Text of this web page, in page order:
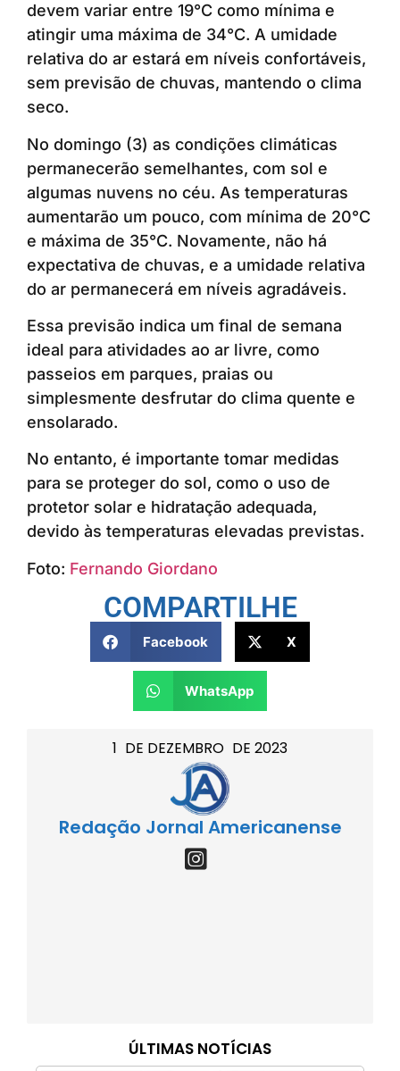
1 DE DEZEMBRO DE 2023
Redação Jornal Americanense
ÚLTIMAS NOTÍCIAS
devem variar entre 19°C como mínima e
atingir uma máxima de 34°C. A umidade
relativa do ar estará em níveis confortáveis,
sem previsão de chuvas, mantendo o clima
seco.
No domingo (3) as condições climáticas
permanecerão semelhantes, com sol e
algumas nuvens no céu. As temperaturas
aumentarão um pouco, com mínima de 20°C
e máxima de 35°C. Novamente, não há
expectativa de chuvas, e a umidade relativa
do ar permanecerá em níveis agradáveis.
Essa previsão indica um final de semana
ideal para atividades ao ar livre, como
passeios em parques, praias ou
simplesmente desfrutar do clima quente e
ensolarado.
No entanto, é importante tomar medidas
para se proteger do sol, como o uso de
protetor solar e hidratação adequada,
devido às temperaturas elevadas previstas.
Foto: Fernando Giordano
COMPARTILHE
Facebook X
WhatsApp